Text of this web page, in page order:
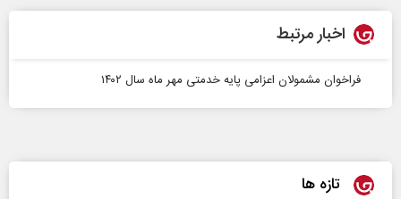
اخبار مرتبط
فراخوان مشمولان اعزامی پایه خدمتی مهر ماه سال ۱۴۰۲
تازه ها